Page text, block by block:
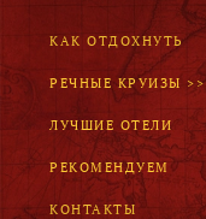
КАК ОТДОХНУТЬ
РЕЧНЫЕ КРУИЗЫ >>
ЛУЧШИЕ ОТЕЛИ
РЕКОМЕНДУЕМ
КОНТАКТЫ